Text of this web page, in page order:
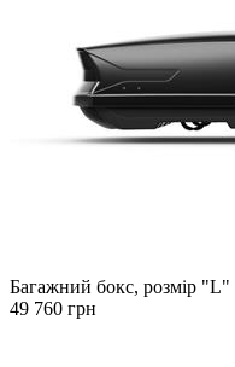
Багажний бокс, розмір "L"
49 760 грн